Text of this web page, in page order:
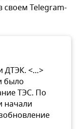
своем Telegram-
ДТЭК. <…>
было
ТЭС. По
начали